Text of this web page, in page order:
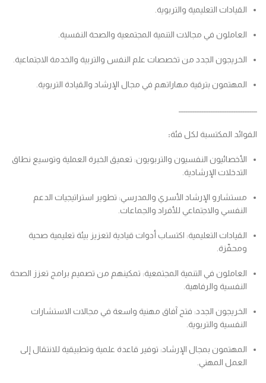
القيادات التعليمية والتربوية.
العاملون في مجالات التنمية المجتمعية والصحة النفسية.
الخريجون الجدد من تخصصات علم النفس والتربية والخدمة الاجتماعية.
المهتمون بترقية مهاراتهم في مجال الإرشاد والقيادة التربوية.
الفوائد المكتسبة لكل فئة:
الأخصائيون النفسيون والتربويون: تعميق الخبرة العملية وتوسيع نطاق
التدخلات الإرشادية.
مستشارو الإرشاد الأسري والمدرسي: تطوير استراتيجيات الدعم
النفسي والاجتماعي للأفراد والجماعات.
القيادات التعليمية: اكتساب أدوات قيادية لتعزيز بيئة تعليمية صحية
ومحفّزة.
العاملون في التنمية المجتمعية: تمكينهم من تصميم برامج تعزز الصحة
النفسية والرفاهية.
الخريجون الجدد: فتح آفاق مهنية واسعة في مجالات الاستشارات
النفسية والتربوية.
المهتمون بمجال الإرشاد: توفير قاعدة علمية وتطبيقية للانتقال إلى
العمل المهني.